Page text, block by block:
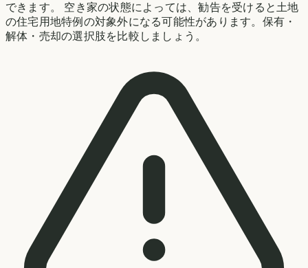
できます。 空き家の状態によっては、勧告を受けると土地
の住宅用地特例の対象外になる可能性があります。保有・
解体・売却の選択肢を比較しましょう。